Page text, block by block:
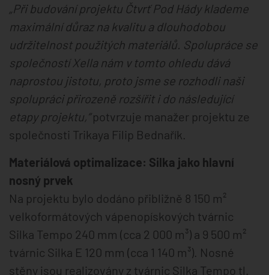
„Při budování projektu Čtvrť Pod Hády klademe
maximální důraz na kvalitu a dlouhodobou
udržitelnost použitých materiálů. Spolupráce se
společností Xella nám v tomto ohledu dává
naprostou jistotu, proto jsme se rozhodli naši
spolupráci přirozeně rozšířit i do následující
etapy projektu,“potvrzuje manažer projektu ze
společnosti Trikaya Filip Bednařík.
Materiálová optimalizace: Silka jako hlavní
nosný prvek
Na projektu bylo dodáno přibližně 8 150 m²
velkoformátových vápenopískových tvárnic
Silka Tempo 240 mm (cca 2 000 m³) a 9 500 m²
tvárnic Silka E 120 mm (cca 1 140 m³). Nosné
stěny jsou realizovány z tvárnic Silka Tempo tl.